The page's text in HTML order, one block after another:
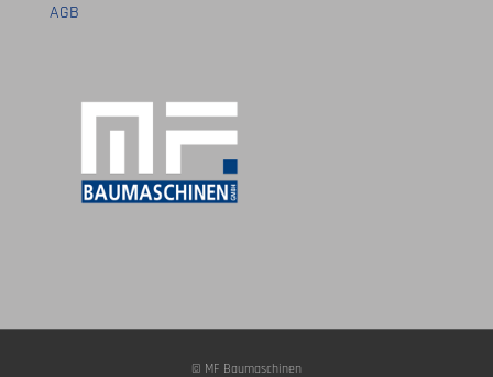
AGB
© MF Baumaschinen